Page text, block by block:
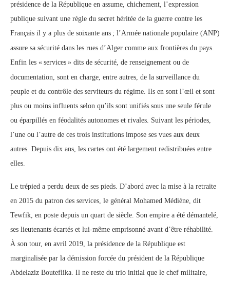
présidence de la République en assume, chichement, l’expression
publique suivant une règle du secret héritée de la guerre contre les
Français il y a plus de soixante ans ; l’Armée nationale populaire (ANP)
assure sa sécurité dans les rues d’Alger comme aux frontières du pays.
Enfin les « services » dits de sécurité, de renseignement ou de
documentation, sont en charge, entre autres, de la surveillance du
peuple et du contrôle des serviteurs du régime. Ils en sont l’œil et sont
plus ou moins influents selon qu’ils sont unifiés sous une seule férule
ou éparpillés en féodalités autonomes et rivales. Suivant les périodes,
l’une ou l’autre de ces trois institutions impose ses vues aux deux
autres. Depuis dix ans, les cartes ont été largement redistribuées entre
elles.
Le trépied a perdu deux de ses pieds. D’abord avec la mise à la retraite
en 2015 du patron des services, le général Mohamed Médiène, dit
Tewfik, en poste depuis un quart de siècle. Son empire a été démantelé,
ses lieutenants écartés et lui-même emprisonné avant d’être réhabilité.
À son tour, en avril 2019, la présidence de la République est
marginalisée par la démission forcée du président de la République
Abdelaziz Bouteflika. Il ne reste du trio initial que le chef militaire,